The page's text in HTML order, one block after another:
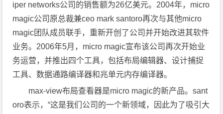
iper networks公司的销售额为26亿美元。2004年，micro
magic公司原总裁兼ceo mark santoro再次与其他micro
magic团队成员联手，重新开创了公司并开始改进其软件
业务。2006年5月，micro magic宣布该公司再次开始业
务运营，并推出四个工具，包括布局编辑器、设计捕捉
工具、数据通路编译器和兆单元内存编译器。
max-view布局查看器是micro magic的新产品。sant
oro表示，“这是我们公司的一个新领域，因此为了吸引大